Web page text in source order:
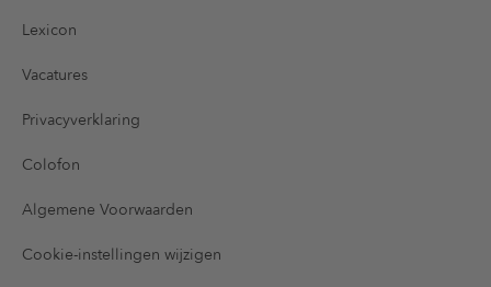
Lexicon
Vacatures
Privacyverklaring
Colofon
Algemene Voorwaarden
Cookie-instellingen wijzigen